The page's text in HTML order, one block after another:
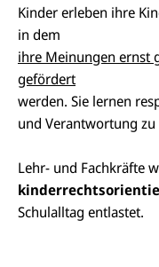
Kinder erleben ihre
in dem
ihre Meinungen ernst
gefördert
werden. Sie lernen
und Verantwortung
Lehr- und Fachkräfte
Schulalltag entlastet.